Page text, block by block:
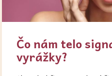
Čo nám telo
vyrážky?